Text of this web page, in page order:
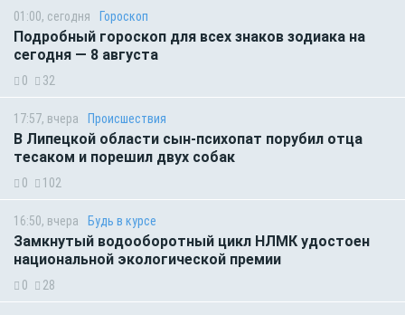
01:00, сегодня Гороскоп
Подробный гороскоп для всех знаков зодиака на
сегодня — 8 августа
0 32
17:57, вчера Происшествия
В Липецкой области сын-психопат порубил отца
тесаком и порешил двух собак
0 102
16:50, вчера Будь в курсе
Замкнутый водооборотный цикл НЛМК удостоен
национальной экологической премии
0 28